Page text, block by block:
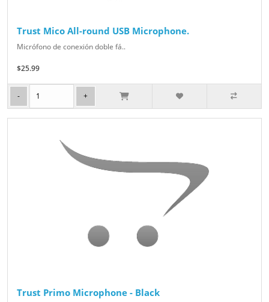
Trust Mico All-round USB Microphone.
Micrófono de conexión doble fá..
$25.99
Trust Primo Microphone - Black